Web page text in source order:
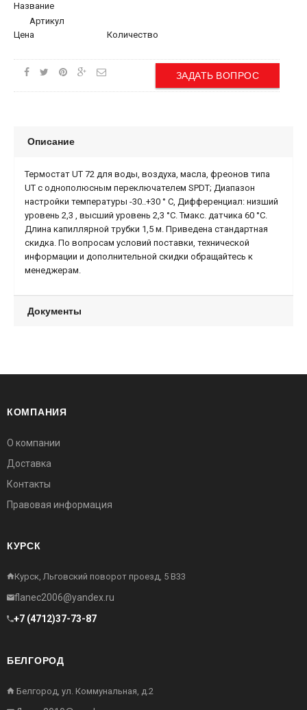
Название
Артикул
Цена
Количество
ЗАДАТЬ ВОПРОС
Описание
Термостат UT 72 для воды, воздуха, масла, фреонов типа
UT с однополюсным переключателем SPDT; Диапазон
настройки температуры -30..+30 ° С, Дифференциал: низший
уровень 2,3 , высший уровень 2,3 °С. Тмакс. датчика 60 °С.
Длина капиллярной трубки 1,5 м. Приведена стандартная
скидка. По вопросам условий поставки, технической
информации и дополнительной скидки обращайтесь к
менеджерам.
Документы
КОМПАНИЯ
О компании
Доставка
Контакты
Правовая информация
КУРСК
Курск, Льговский поворот проезд, 5 В33
flanec2006@yandex.ru
+7 (4712)37-73-87
БЕЛГОРОД
Белгород, ул. Коммунальная, д.2